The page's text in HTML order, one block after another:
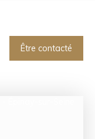
Être contacté